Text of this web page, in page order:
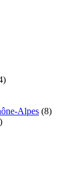
Alpes (8)